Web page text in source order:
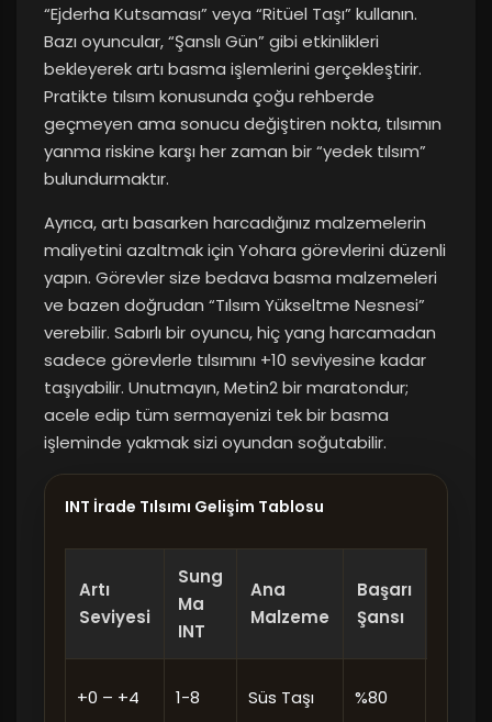
“Ejderha Kutsaması” veya “Ritüel Taşı” kullanın.
Bazı oyuncular, “Şanslı Gün” gibi etkinlikleri
bekleyerek artı basma işlemlerini gerçekleştirir.
Pratikte tılsım konusunda çoğu rehberde
geçmeyen ama sonucu değiştiren nokta, tılsımın
yanma riskine karşı her zaman bir “yedek tılsım”
bulundurmaktır.
Ayrıca, artı basarken harcadığınız malzemelerin
maliyetini azaltmak için Yohara görevlerini düzenli
yapın. Görevler size bedava basma malzemeleri
ve bazen doğrudan “Tılsım Yükseltme Nesnesi”
verebilir. Sabırlı bir oyuncu, hiç yang harcamadan
sadece görevlerle tılsımını +10 seviyesine kadar
taşıyabilir. Unutmayın, Metin2 bir maratondur;
acele edip tüm sermayenizi tek bir basma
işleminde yakmak sizi oyundan soğutabilir.
INT İrade Tılsımı Gelişim Tablosu
Artı
Seviyesi
Sung
Ma
INT
Ana
Malzeme
Başarı
Şansı
+0 – +4 1-8 Süs Taşı %80